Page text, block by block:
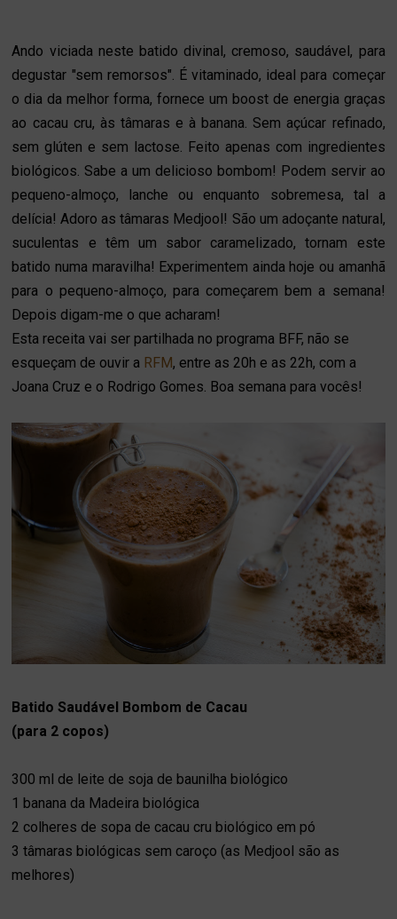
Ando viciada neste batido divinal, cremoso, saudável, para
degustar "sem remorsos". É vitaminado, ideal para começar
o dia da melhor forma, fornece um boost de energia graças
ao cacau cru, às tâmaras e à banana. Sem açúcar refinado,
sem glúten e sem lactose. Feito apenas com ingredientes
biológicos. Sabe a um delicioso bombom! Podem servir ao
pequeno-almoço, lanche ou enquanto sobremesa, tal a
delícia! Adoro as tâmaras Medjool! São um adoçante natural,
suculentas e têm um sabor caramelizado, tornam este
batido numa maravilha! Experimentem ainda hoje ou amanhã
para o pequeno-almoço, para começarem bem a semana!
Depois digam-me o que acharam!
Esta receita vai serpartilhada no programa BFF, não se
esqueçam de ouvir a RFM, entre as 20h e as 22h, com a
Joana Cruz e o Rodrigo Gomes. Boa semana para vocês!
Batido Saudável Bombom de Cacau
(para 2 copos)
300 ml de leite de soja de baunilha biológico
1 banana da Madeira biológica
2 colheres de sopa de cacau cru biológico em pó
3 tâmaras biológicas sem caroço (as Medjool são as
melhores)